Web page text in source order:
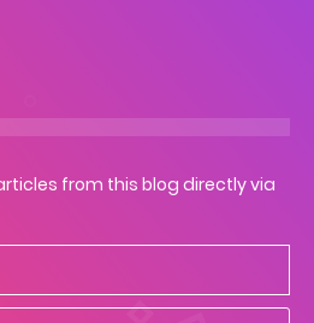
from this blog directly via